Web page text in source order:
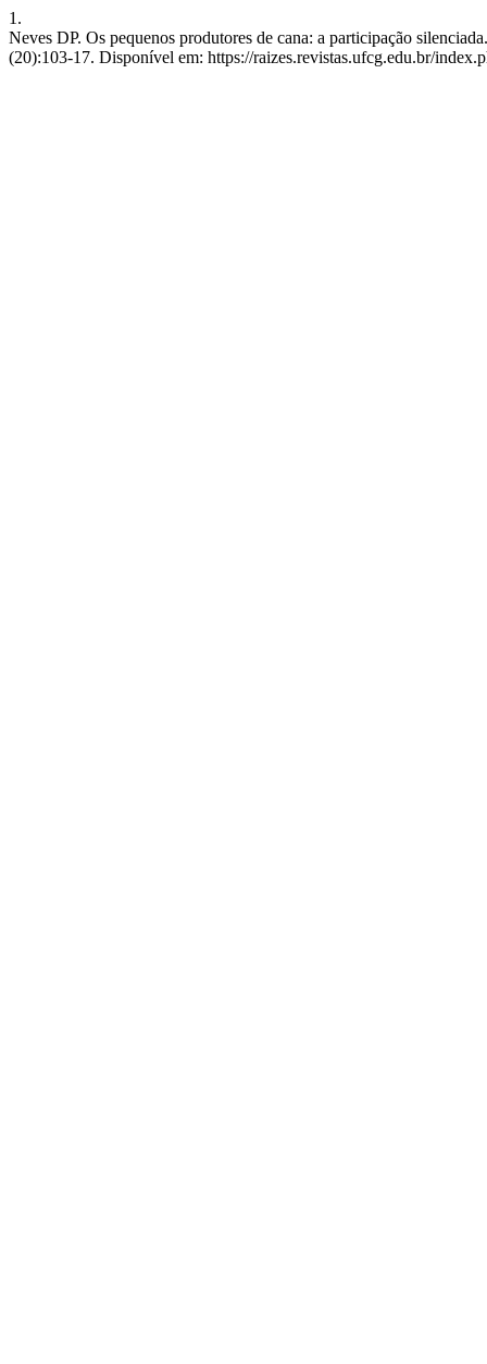
1.
Neves DP. Os pequenos produtores de cana: a participação
(20):103-17. Disponível em: https://raizes.revistas.ufcg.edu.br/